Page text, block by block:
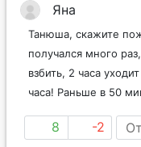
Яна
Танюша, скажите
получался много
взбить, 2 часа
часа! Раньше в 50
8 -2